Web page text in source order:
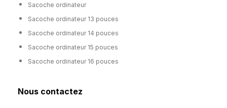
Sacoche ordinateur
Sacoche ordinateur 13 pouces
Sacoche ordinateur 14 pouces
Sacoche ordinateur 15 pouces
Sacoche ordinateur 16 pouces
Nous contactez